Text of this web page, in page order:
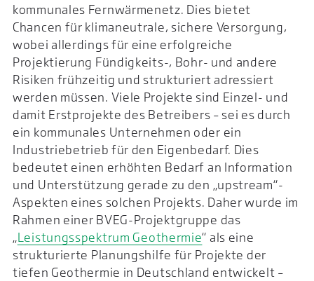
kommunales Fernwärmenetz. Dies bietet
Chancen für klimaneutrale, sichere Versorgung,
wobei allerdings für eine erfolgreiche
Projektierung Fündigkeits-, Bohr- und andere
Risiken frühzeitig und strukturiert adressiert
werden müssen. Viele Projekte sind Einzel- und
damit Erstprojekte des Betreibers – sei es durch
ein kommunales Unternehmen oder ein
Industriebetrieb für den Eigenbedarf. Dies
bedeutet einen erhöhten Bedarf an Information
und Unterstützung gerade zu den „upstream“-
Aspekten eines solchen Projekts. Daher wurde im
Rahmen einer BVEG-Projektgruppe das
„Leistungsspektrum Geothermie“ als eine
strukturierte Planungshilfe für Projekte der
tiefen Geothermie in Deutschland entwickelt –